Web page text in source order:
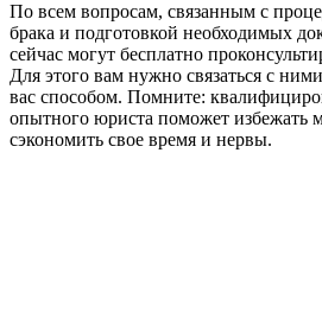
По всем вопросам, связанным с
брака и подготовкой необходимых
сейчас могут бесплатно
Для этого вам нужно связаться с
вас способом. Помните:
опытного юриста поможет избежать
сэкономить свое время и нервы.